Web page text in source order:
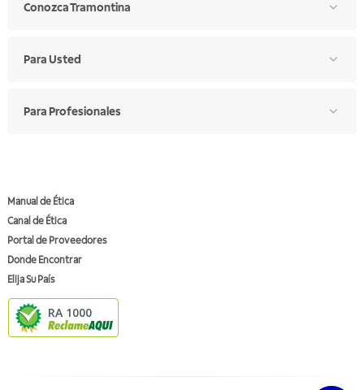
Conozca Tramontina
Para Usted
Para Profesionales
Manual de Ética
Canal de Ética
Portal de Proveedores
Donde Encontrar
Elija Su País
RA 1000